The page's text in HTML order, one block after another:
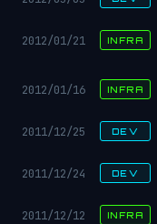
2012/01/21 INFRA
2012/01/16 INFRA
2011/12/25 DEV
2011/12/24 DEV
2011/12/12 INFRA